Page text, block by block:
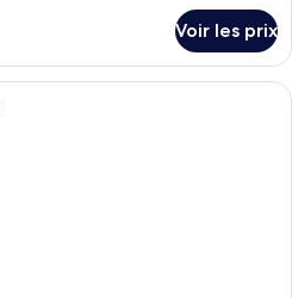
Voir les prix
Une chambre d’hôtel avec un